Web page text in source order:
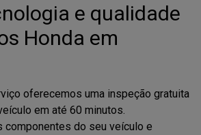
e qualidade
Honda em
oferecemos uma inspeção gratuita
em até 60 minutos.
componentes do seu veículo e